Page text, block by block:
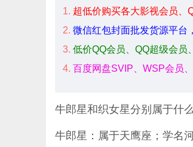
超低价购买各大影视会员、
微信红包封面批发货源平台
低价QQ会员、QQ超级会员
百度网盘SVIP、WSP会员
牛郎星和织女星分别属于什
牛郎星：属于天鹰座；学名